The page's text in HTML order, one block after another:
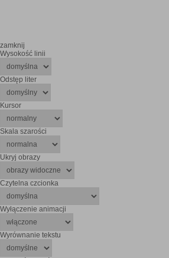
zamknij
Wysokość linii
Odstęp liter
Kursor
Skala szarości
Ukryj obrazy
Czytelna czcionka
Wyłączenie animacji
Wyrównanie tekstu